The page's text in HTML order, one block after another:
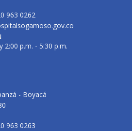
963 0262
2:00 p.m. - 5:30 p.m.
- Boyacá
963 0263